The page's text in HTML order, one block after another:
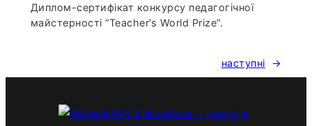
Диплом-сертифікат конкурсу педагогічної
майстерності “Teacher’s World Prize”.
наступні →